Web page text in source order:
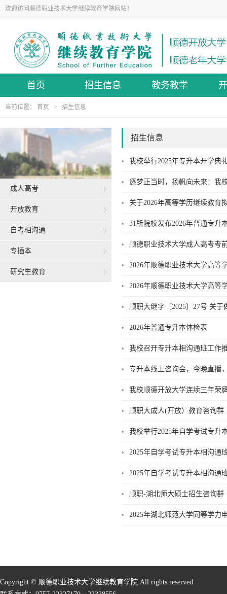
欢迎访问顺德职业技术大学继续教育学院网站！
首页 招生信息 教务教学
当前位置： 首页 > 招生信息
成人高考
开放教育
自考相沟通
专插本
研究生教育
招生信息
我校举行2025年专升本开学典
逐梦正当时，扬帆向未来：我
关于2026年高等学历继续教育
31所院校发布2026年普通专升
顺德职业技术大学成人高考考
2026年顺德职业技术大学高等
2026年顺德职业技术大学高等
顺职大继字〔2025〕27号 关
2026年普通专升本体检表
我校召开专升本相沟通班工作
专升本线上咨询会，今晚直播
我校顺德开放大学连续三年荣
顺职大成人(开放）教育咨询群
我校举行2025年自学考试专升
2025年自学考试专升本相沟通
2025年自学考试专升本相沟通
顺职-湖北师大硕士招生咨询群
2025年湖北师范大学同等学力
Copyright © 顺德职业技术大学继续教育学院 All rights reserved